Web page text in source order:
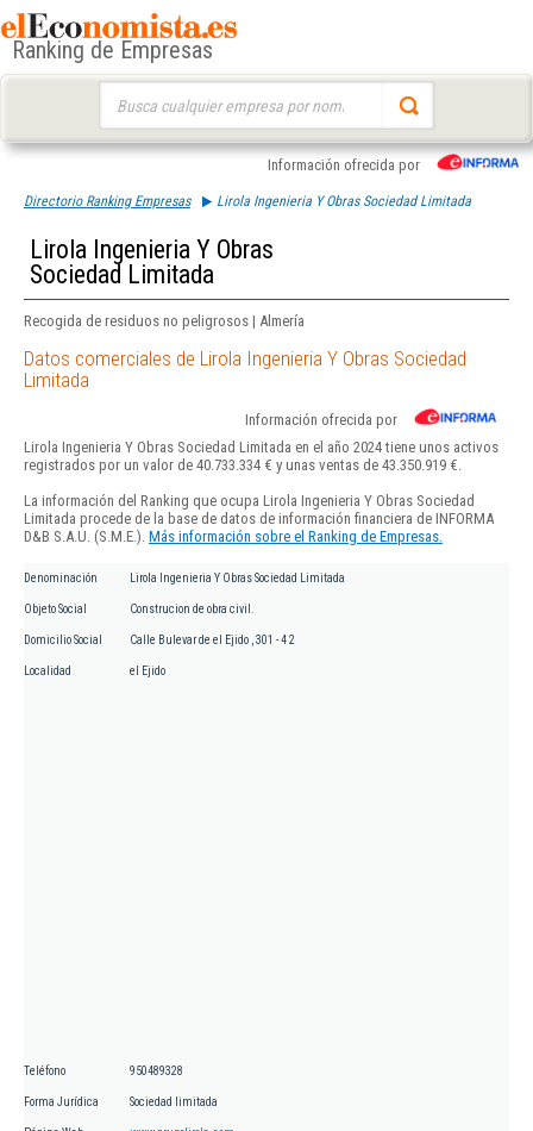
Ranking de Empresas
Información ofrecida por
Directorio Ranking Empresas Lirola Ingenieria Y Obras Sociedad Limitada
Lirola Ingenieria Y Obras
Sociedad Limitada
Recogida de residuos no peligrosos | Almería
Datos comerciales de Lirola Ingenieria Y Obras Sociedad
Limitada
Información ofrecida por
Lirola Ingenieria Y Obras Sociedad Limitada en el año 2024 tiene unos activos
registrados por un valor de 40.733.334 € y unas ventas de 43.350.919 €.
La información del Ranking que ocupa Lirola Ingenieria Y Obras Sociedad
Limitada procede de la base de datos de información financiera de INFORMA
D&B S.A.U. (S.M.E.). Más información sobre el Ranking de Empresas.
Denominación Lirola Ingenieria Y Obras Sociedad Limitada
Objeto Social Construcion de obra civil.
Domicilio Social Calle Bulevar de el Ejido , 301 - 4 2
Localidad el Ejido
Teléfono 950489328
Forma Jurídica Sociedad limitada